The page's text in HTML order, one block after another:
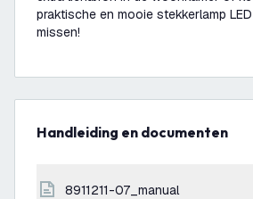
praktische en mooie stekkerlamp
missen!
Handleiding en documenten
8911211-07_manual